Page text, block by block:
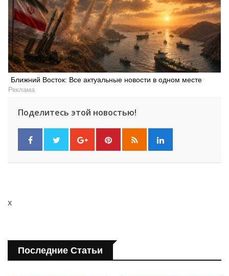
Ближний Восток: Все актуальные новости в одном месте
Реклама
Поделитесь этой новостью!
x
Последние Статьи